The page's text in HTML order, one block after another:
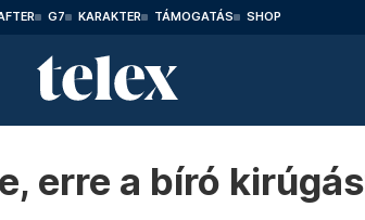
G7 KARAKTER TÁMOGATÁS SHOP
erre a bíró